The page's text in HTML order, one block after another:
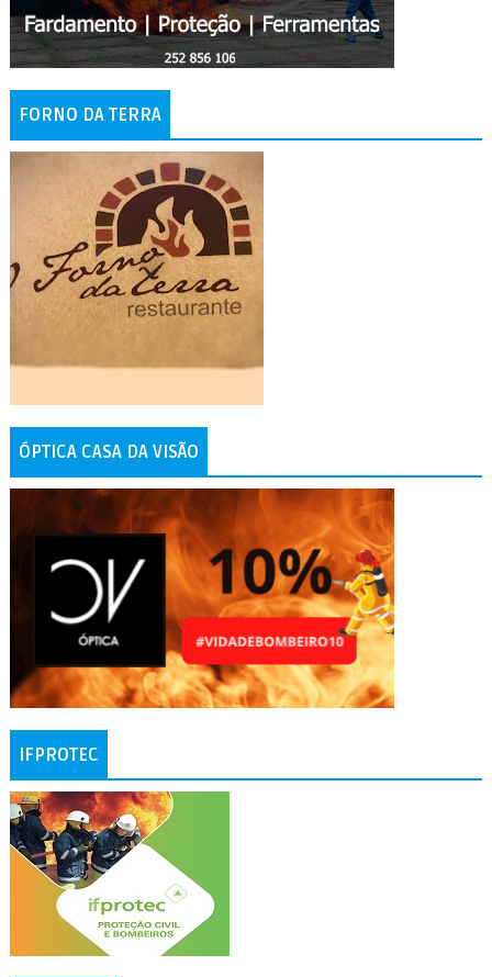
FORNO DA TERRA
ÓPTICA CASA DA VISÃO
IFPROTEC